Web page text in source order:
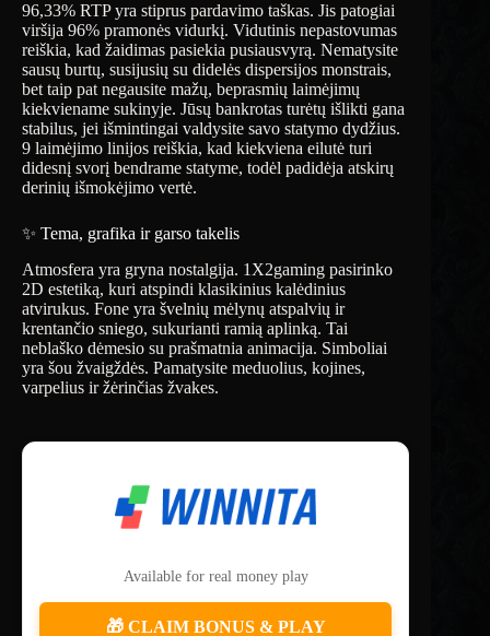
96,33% RTP yra stiprus pardavimo taškas. Jis patogiai
viršija 96% pramonės vidurkį. Vidutinis nepastovumas
reiškia, kad žaidimas pasiekia pusiausvyrą. Nematysite
sausų burtų, susijusių su didelės dispersijos monstrais,
bet taip pat negausite mažų, beprasmių laimėjimų
kiekviename sukinyje. Jūsų bankrotas turėtų išlikti gana
stabilus, jei išmintingai valdysite savo statymo dydžius.
9 laimėjimo linijos reiškia, kad kiekviena eilutė turi
didesnį svorį bendrame statyme, todėl padidėja atskirų
derinių išmokėjimo vertė.
✨ Tema, grafika ir garso takelis
Atmosfera yra gryna nostalgija. 1X2gaming pasirinko
2D estetiką, kuri atspindi klasikinius kalėdinius
atvirukus. Fone yra švelnių mėlynų atspalvių ir
krentančio sniego, sukurianti ramią aplinką. Tai
neblaško dėmesio su prašmatnia animacija. Simboliai
yra šou žvaigždės. Pamatysite meduolius, kojines,
varpelius ir žėrinčias žvakes.
Available for real money play
🎁 CLAIM BONUS & PLAY